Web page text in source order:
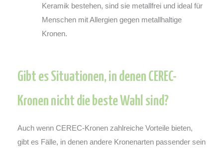
Keramik bestehen, sind sie metallfrei und ideal für
Menschen mit Allergien gegen metallhaltige
Kronen.
Gibt es Situationen, in denen CEREC-
Kronen nicht die beste Wahl sind?
Auch wenn CEREC-Kronen zahlreiche Vorteile bieten,
gibt es Fälle, in denen andere Kronenarten passender sein